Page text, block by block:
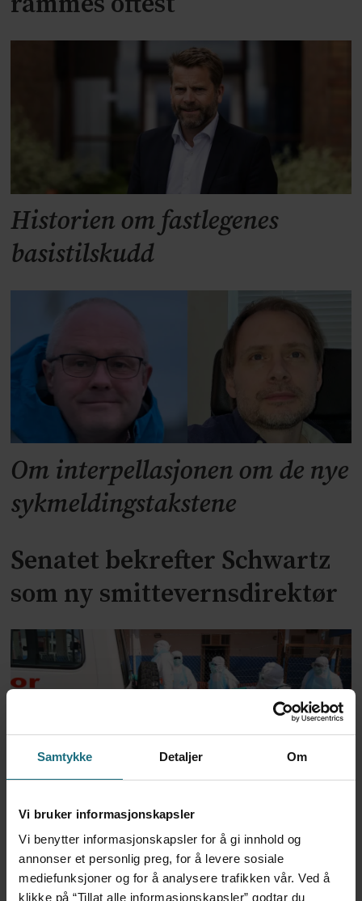
Samtykke Detaljer Om
Vi bruker informasjonskapsler
Vi benytter informasjonskapsler for å gi innhold og
annonser et personlig preg, for å levere sosiale
mediefunksjoner og for å analysere trafikken vår. Ved å
klikke på “Tillat alle informasjonskapsler” godtar du
Historien om fastlegenes
basistilskudd
Om interpellasjonen om de nye
sykmeldingstakstene
Senatet bekrefter Schwartz
som ny smittevernsdirektør
Trump-administrasjonen
bevilger over 2 milliarder til
kampen mot ebola